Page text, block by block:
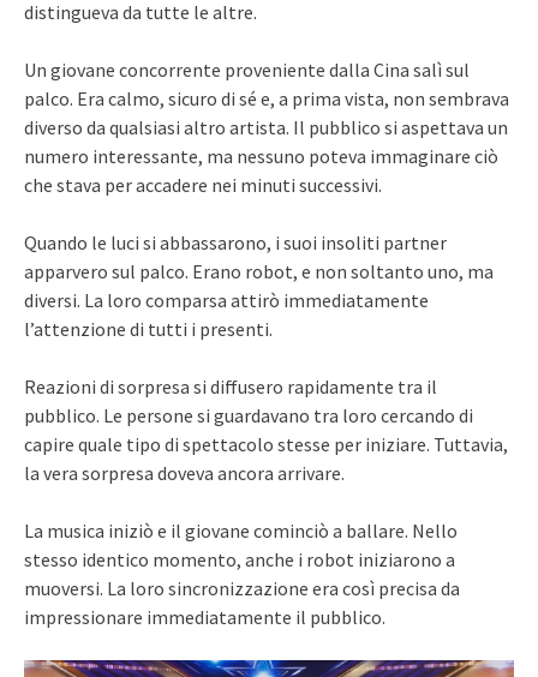
distingueva da tutte le altre.
Un giovane concorrente proveniente dalla Cina salì sul
palco. Era calmo, sicuro di sé e, a prima vista, non sembrava
diverso da qualsiasi altro artista. Il pubblico si aspettava un
numero interessante, ma nessuno poteva immaginare ciò
che stava per accadere nei minuti successivi.
Quando le luci si abbassarono, i suoi insoliti partner
apparvero sul palco. Erano robot, e non soltanto uno, ma
diversi. La loro comparsa attirò immediatamente
l’attenzione di tutti i presenti.
Reazioni di sorpresa si diffusero rapidamente tra il
pubblico. Le persone si guardavano tra loro cercando di
capire quale tipo di spettacolo stesse per iniziare. Tuttavia,
la vera sorpresa doveva ancora arrivare.
La musica iniziò e il giovane cominciò a ballare. Nello
stesso identico momento, anche i robot iniziarono a
muoversi. La loro sincronizzazione era così precisa da
impressionare immediatamente il pubblico.